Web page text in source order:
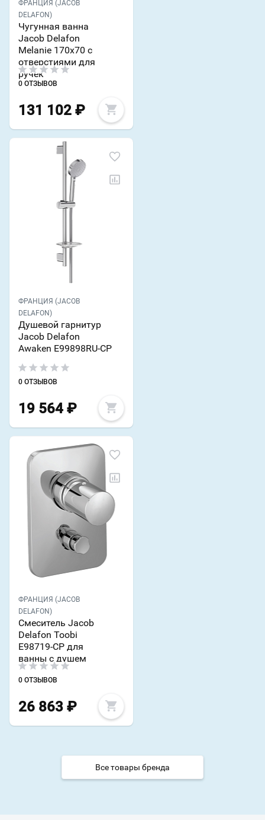
ФРАНЦИЯ (JACOB
DELAFON)
Чугунная ванна
Jacob Delafon
Melanie 170х70 с
отверстиями для
ручек
0 ОТЗЫВОВ
131 102 ₽
ФРАНЦИЯ (JACOB
DELAFON)
Душевой гарнитур
Jacob Delafon
Awaken E99898RU-CP
0 ОТЗЫВОВ
19 564 ₽
ФРАНЦИЯ (JACOB
DELAFON)
Смеситель Jacob
Delafon Toobi
E98719-CP для
ванны с душем
0 ОТЗЫВОВ
26 863 ₽
Все товары бренда